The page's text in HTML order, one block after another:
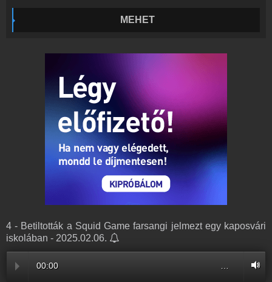
MEHET
4 - Betiltották a Squid Game farsangi jelmezt egy kaposvári
iskolában - 2025.02.06.
00:00